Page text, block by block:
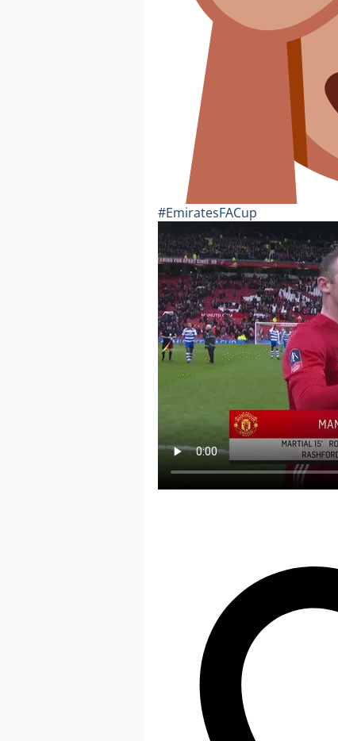
#EmiratesFACup